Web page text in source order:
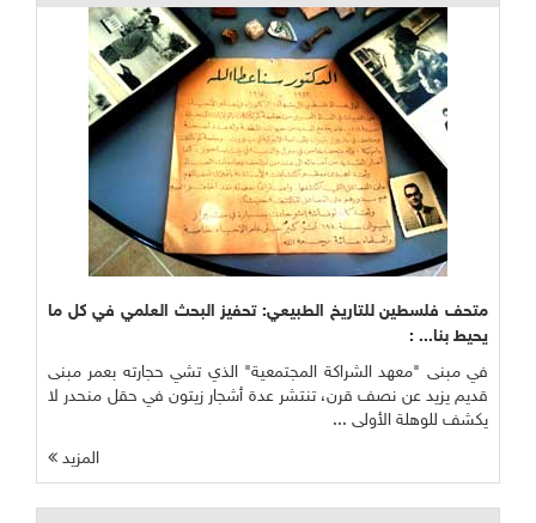
متحف فلسطين للتاريخ الطبيعي: تحفيز البحث العلمي في كل ما
يحيط بنا... :
في مبنى "معهد الشراكة المجتمعية" الذي تشي حجارته بعمر مبنى
قديم يزيد عن نصف قرن، تنتشر عدة أشجار زيتون في حقل منحدر لا
يكشف للوهلة الأولى ...
المزيد